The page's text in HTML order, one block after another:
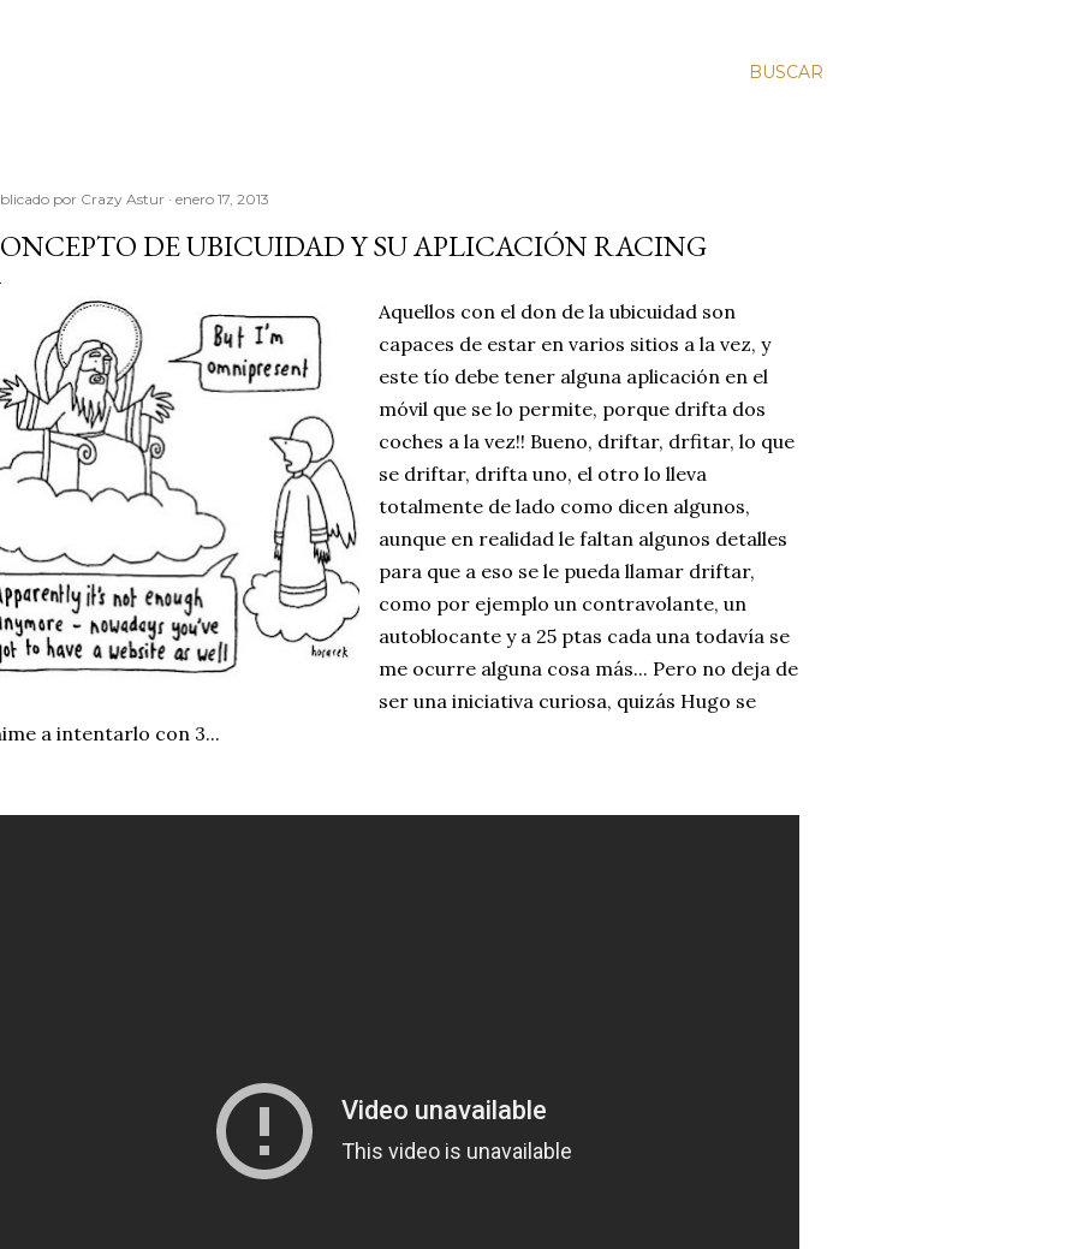
BUSCAR
por Crazy Astur enero 17, 2013
DE UBICUIDAD Y SU APLICACIÓN RACING
Aquellos con el don de la ubicuidad son
capaces de estar en varios sitios a la vez, y
este tío debe tener alguna aplicación en el
móvil que se lo permite, porque drifta dos
coches a la vez!! Bueno, driftar, drfitar, lo que
se driftar, drifta uno, el otro lo lleva
totalmente de lado como dicen algunos,
aunque en realidad le faltan algunos detalles
para que a eso se le pueda llamar driftar,
como por ejemplo un contravolante, un
autoblocante y a 25 ptas cada una todavía se
me ocurre alguna cosa más... Pero no deja de
ser una iniciativa curiosa, quizás Hugo se
a intentarlo con 3...